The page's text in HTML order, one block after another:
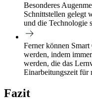
Besonderes
Schnittstellen gelegt
und die Technologie
Ferner können
werden, indem
werden, die das
Einarbeitungszeit für
Fazit